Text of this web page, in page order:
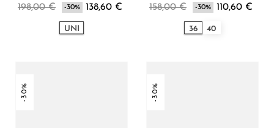
198,00 € -30% 138,60 €
UNI
158,00 € -30% 110,60 €
36 40
-30% -30%